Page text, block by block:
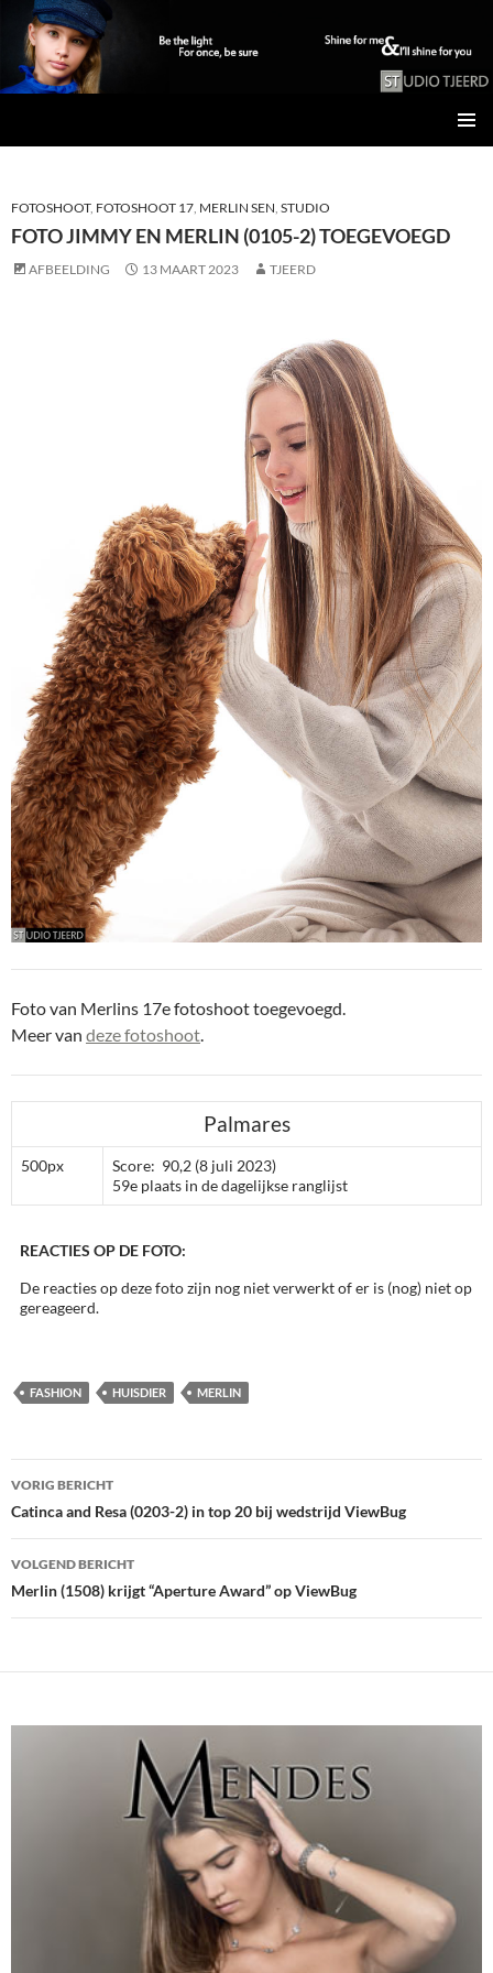
INHOUD
FOTOSHOOT, FOTOSHOOT 17, MERLIN SEN, STUDIO
FOTO JIMMY EN MERLIN (0105-2) TOEGEVOEGD
AFBEELDING 13 MAART 2023 TJEERD
Foto van Merlins 17e fotoshoot toegevoegd.
Meer van deze fotoshoot.
Palmares
500px
Score: 90,2 (8 juli 2023)
59e plaats in de dagelijkse ranglijst
REACTIES OP DE FOTO:
De reacties op deze foto zijn nog niet verwerkt of er is (nog) niet op
gereageerd.
FASHION HUISDIER MERLIN
Bericht
navigatie
VORIG BERICHT
Catinca and Resa (0203-2) in top 20 bij wedstrijd ViewBug
VOLGEND BERICHT
Merlin (1508) krijgt “Aperture Award” op ViewBug